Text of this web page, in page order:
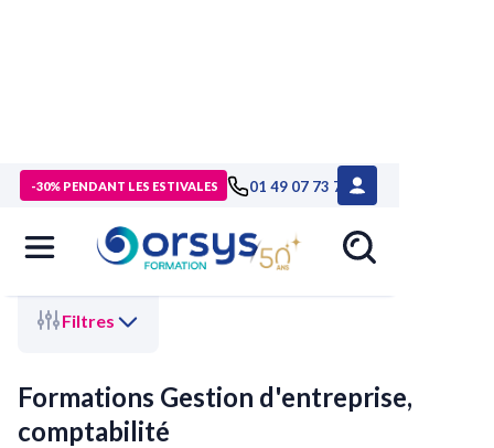
-30% PENDANT LES ESTIVALES 01 49 07 73 73
> Compétences métiers> Gestion d'entreprise,
comptabilité
Formations Gestion d'entreprise,
comptabilité
Filtres